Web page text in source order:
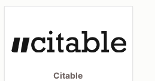
Citable